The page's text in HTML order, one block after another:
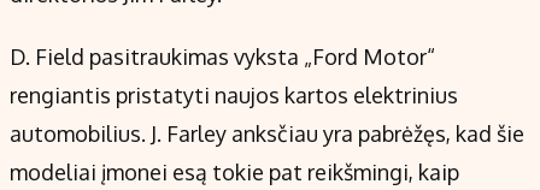
D. Field pasitraukimas vyksta „Ford Motor“
rengiantis pristatyti naujos kartos elektrinius
automobilius. J. Farley anksčiau yra pabrėžęs, kad šie
modeliai įmonei esą tokie pat reikšmingi, kaip